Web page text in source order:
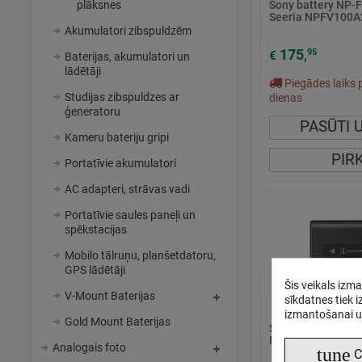
Šis veikals
sīkdatnes tiek
izmantošanai
tune
plāksnes
Akumulatori zibspuldzēm
Baterijas, akumulatori un
lādētāji
Studijas zibspuldzes ar
ģeneratoru
Kameru bateriju gripi
Portatīvie akumulatori
AC adapteri, strāvas vadi
Portatīvie saules paneļi un
spēkstacijas
Mobilo tālruņu, planšetdatoru,
GPS lādētāji
V-Mount Baterijas
Gold Mount Baterijas
Analogais foto
Sony battery NP-
Seeria
€ 175,95
Piegādes laiks
dienas
PASŪTI
Sony battery NP-
NPFV70A2.CE